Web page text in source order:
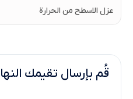
عزل الاسطح من الحرارة
قُم بإرسال تقيمك